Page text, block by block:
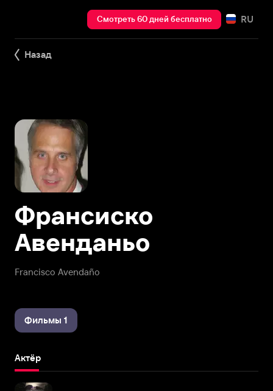
Смотреть 60 дней бесплатно RU
Назад
Francisco Avendaño
Франсиско
Авенданьо
Фильмы 1
Актёр